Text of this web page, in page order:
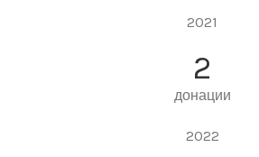
2021
2
донации
2022